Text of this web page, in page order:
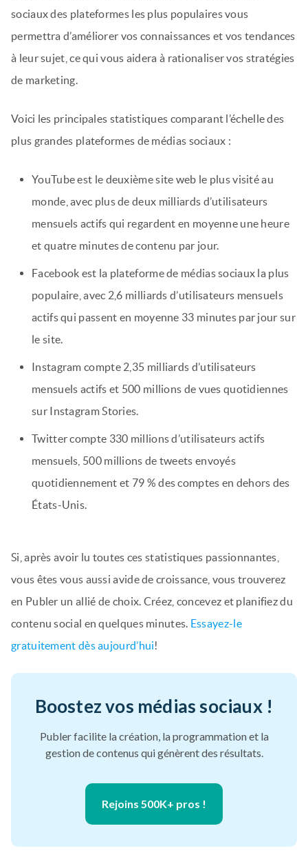
sociaux des plateformes les plus populaires vous
permettra d’améliorer vos connaissances et vos tendances
à leur sujet, ce qui vous aidera à rationaliser vos stratégies
de marketing.
Voici les principales statistiques comparant l’échelle des
plus grandes plateformes de médias sociaux :
YouTube est le deuxième site web le plus visité au
monde, avec plus de deux milliards d’utilisateurs
mensuels actifs qui regardent en moyenne une heure
et quatre minutes de contenu par jour.
Facebook est la plateforme de médias sociaux la plus
populaire, avec 2,6 milliards d’utilisateurs mensuels
actifs qui passent en moyenne 33 minutes par jour sur
le site.
Instagram compte 2,35 milliards d’utilisateurs
mensuels actifs et 500 millions de vues quotidiennes
sur Instagram Stories.
Twitter compte 330 millions d’utilisateurs actifs
mensuels, 500 millions de tweets envoyés
quotidiennement et 79 % des comptes en dehors des
États-Unis.
Si, après avoir lu toutes ces statistiques passionnantes,
vous êtes vous aussi avide de croissance, vous trouverez
en Publer un allié de choix. Créez, concevez et planifiez du
contenu social en quelques minutes. Essayez-le
gratuitement dès aujourd’hui!
Boostez vos médias sociaux !
Publer facilite la création, la programmation et la
gestion de contenus qui génèrent des résultats.
Rejoins 500K+ pros !